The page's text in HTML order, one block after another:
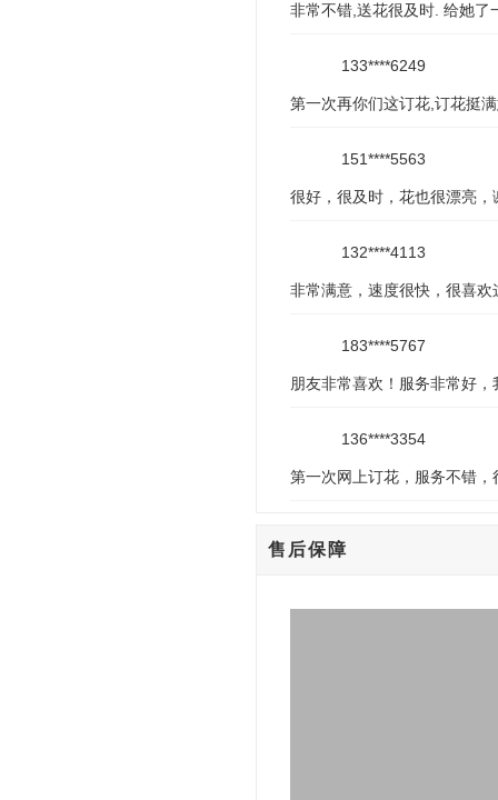
非常不错,送花很及时. 给她了
133****6249
第一次再你们这订花,订花挺
151****5563
很好，很及时，花也很漂亮
132****4113
非常满意，速度很快，很喜
183****5767
朋友非常喜欢！服务非常好，
136****3354
第一次网上订花，服务不错，
售后保障